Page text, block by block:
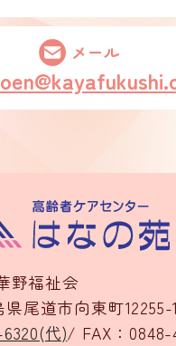
メール
野福祉会
尾道市向東町12255-1
代)/ FAX：0848-